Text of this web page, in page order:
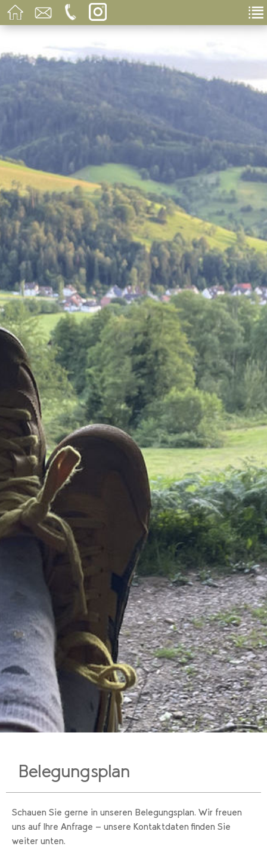
Belegungsplan
Schauen Sie gerne in unseren Belegungsplan. Wir freuen
uns auf Ihre Anfrage - unsere Kontaktdaten finden Sie
weiter unten.